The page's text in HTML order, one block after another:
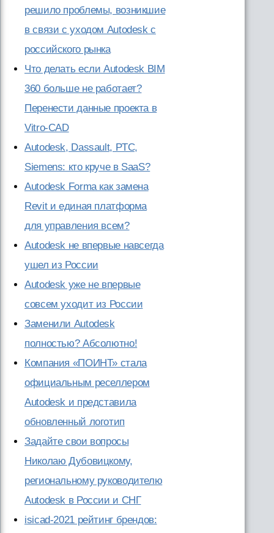
решило проблемы, возникшие
в связи с уходом Autodesk с
российского рынка
Что делать если Autodesk BIM
360 больше не работает?
Перенести данные проекта в
Vitro-CAD
Autodesk, Dassault, PTC,
Siemens: кто круче в SaaS?
Autodesk Forma как замена
Revit и единая платформа
для управления всем?
Autodesk не впервые навсегда
ушел из России
Autodesk уже не впервые
совсем уходит из России
Заменили Autodesk
полностью? Абсолютно!
Компания «ПОИНТ» стала
официальным реселлером
Autodesk и представила
обновленный логотип
Задайте свои вопросы
Николаю Дубовицкому,
региональному руководителю
Autodesk в России и СНГ
isicad-2021 рейтинг брендов: